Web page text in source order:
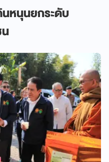
นหนุนยกระดับ